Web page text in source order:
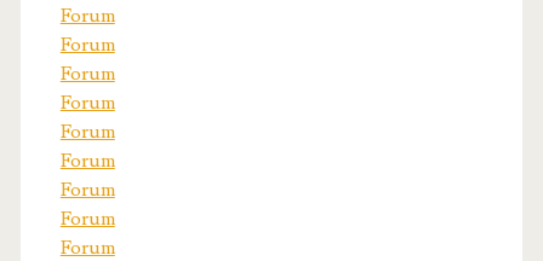
Forum
Forum
Forum
Forum
Forum
Forum
Forum
Forum
Forum